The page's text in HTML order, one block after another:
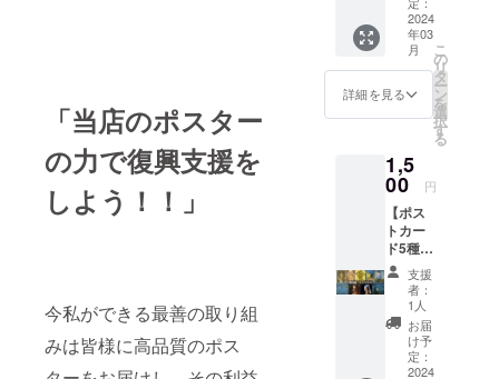
「当店のポスター
の力で復興支援を
しよう！！」
今私ができる最善の取り組
みは皆様に高品質のポス
た、ご家族
や友人への
プレゼント
としても喜
ばれますの
機会があれ
ば宜しくお
願い致しま
い。 ※
備考欄
に記載
がない
場合は
を選び
送らせ
ていた
だきま
す ①西
洋画・
リトグ
ラフ ②
浮世
絵・新
版画
用額縁
付 専用
額縁(材
質:樹脂
製
17.5L x
12.4W
量...1枚
ポスト
カード
サイズ...
148mm
×
100mm
★ご希
望の商
品ジャ
ンルを
オプ
ション
2024
年03
月
詳細を見る
こ
の
リ
タ
ー
ン
を
選
択
す
る
1,5
00 円
【ポス
トカー
ド5種類
セッ
ト】 商
品名...ポ
スト
カード
数量...5
枚 1
支援
者：
1人
お届
け予
定：
2024